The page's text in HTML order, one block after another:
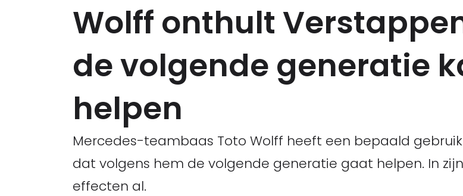
Wolff onthult
de volgende generatie
helpen
Mercedes-teambaas Toto Wolff heeft een bepaald
dat volgens hem de volgende generatie gaat helpen. In
effecten al.